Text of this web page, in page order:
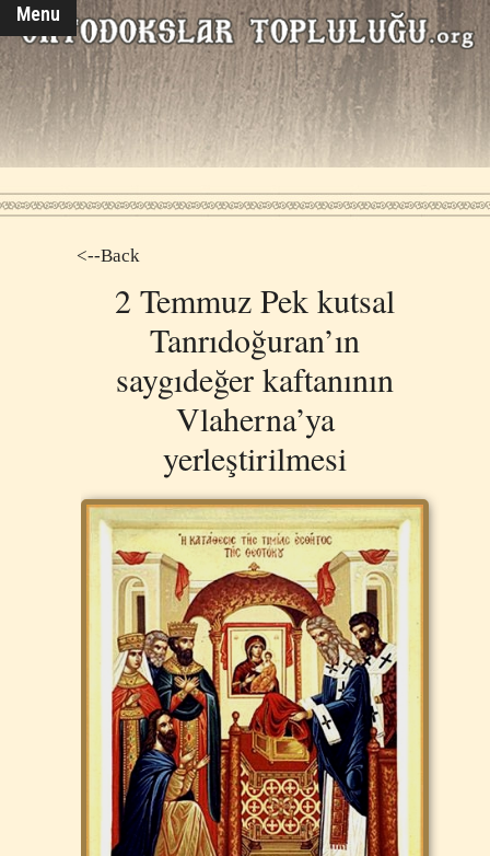
Menu
<--Back
2 Temmuz Pek kutsal
Tanrıdoğuran’ın
saygıdeğer kaftanının
Vlaherna’ya
yerleştirilmesi